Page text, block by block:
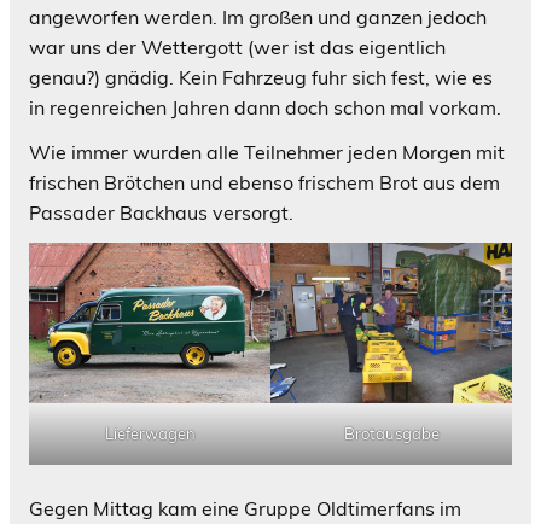
angeworfen werden. Im großen und ganzen jedoch
war uns der Wettergott (wer ist das eigentlich
genau?) gnädig. Kein Fahrzeug fuhr sich fest, wie es
in regenreichen Jahren dann doch schon mal vorkam.
Wie immer wurden alle Teilnehmer jeden Morgen mit
frischen Brötchen und ebenso frischem Brot aus dem
Passader Backhaus versorgt.
Lieferwagen Brotausgabe
Gegen Mittag kam eine Gruppe Oldtimerfans im